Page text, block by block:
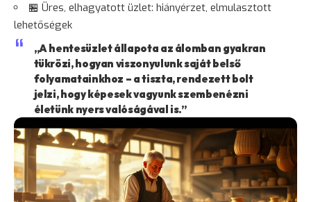
🏪 Üres, elhagyatott üzlet: hiányérzet, elmulasztott
lehetőségek
„A hentesüzlet állapota az álomban gyakran
tükrözi, hogyan viszonyulunk saját belső
folyamatainkhoz – a tiszta, rendezett bolt
jelzi, hogy képesek vagyunk szembenézni
életünk nyers valóságával is.”